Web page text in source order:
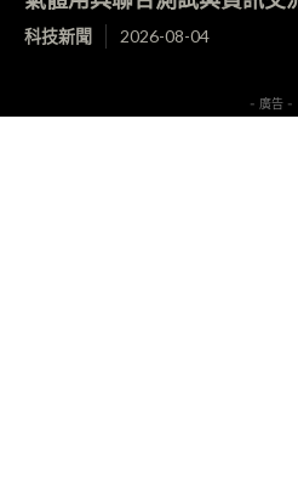
科技新聞 2026-08-04
- 廣告 -